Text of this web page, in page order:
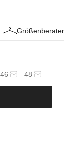
Größenberater
46 48